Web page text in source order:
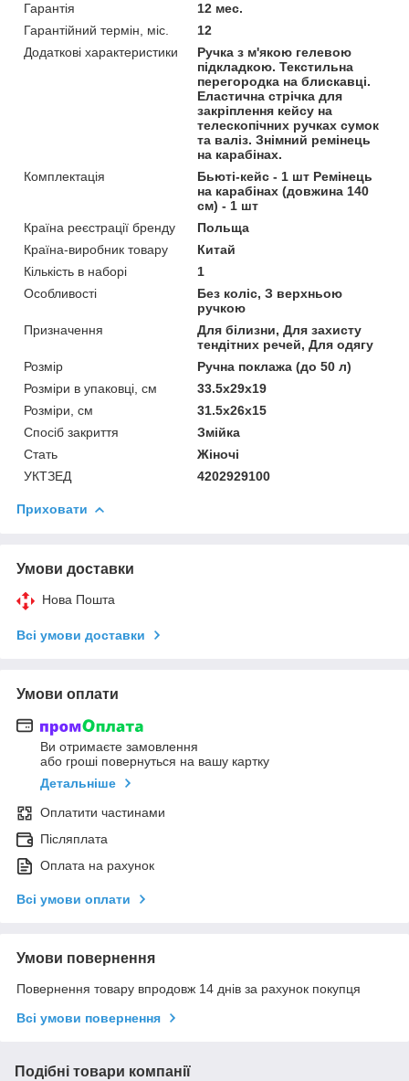
Гарантія
12 мес.
Гарантійний термін, міс.
12
Додаткові характеристики
Ручка з м'якою гелевою
підкладкою. Текстильна
перегородка на блискавці.
Еластична стрічка для
закріплення кейсу на
телескопічних ручках сумок
та валіз. Знімний ремінець
на карабінах.
Комплектація
Бьюті-кейс - 1 шт Ремінець
на карабінах (довжина 140
см) - 1 шт
Країна реєстрації бренду
Польща
Країна-виробник товару
Китай
Кількість в наборі
1
Особливості
Без коліс, З верхньою
ручкою
Призначення
Для білизни, Для захисту
тендітних речей, Для одягу
Розмір
Ручна поклажа (до 50 л)
Розміри в упаковці, см
33.5x29x19
Розміри, см
31.5x26x15
Спосіб закриття
Змійка
Стать
Жіночі
УКТЗЕД
4202929100
Приховати
Умови доставки
Нова Пошта
Всі умови доставки
Умови оплати
Ви отримаєте замовлення
або гроші повернуться на вашу картку
Детальніше
Оплатити частинами
Післяплата
Оплата на рахунок
Всі умови оплати
Умови повернення
Повернення товару впродовж 14 днів за рахунок покупця
Всі умови повернення
Подібні товари компанії